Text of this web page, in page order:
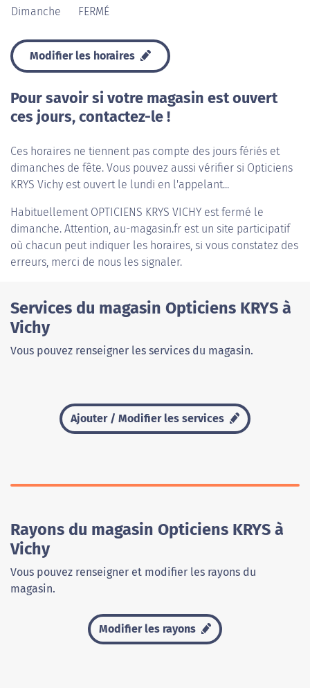
Dimanche
FERMÉ
Modifier les horaires
Pour savoir si votre magasin est ouvert
ces jours, contactez-le !
Ces horaires ne tiennent pas compte des jours fériés et
dimanches de fête. Vous pouvez aussi vérifier si Opticiens
KRYS Vichy est ouvert le lundi en l'appelant...
Habituellement OPTICIENS KRYS VICHY est fermé le
dimanche. Attention, au-magasin.fr est un site participatif
où chacun peut indiquer les horaires, si vous constatez des
erreurs, merci de nous les signaler.
Services du magasin Opticiens KRYS à
Vichy
Vous pouvez renseigner les services du magasin.
Ajouter / Modifier les services
Rayons du magasin Opticiens KRYS à
Vichy
Vous pouvez renseigner et modifier les rayons du
magasin.
Modifier les rayons